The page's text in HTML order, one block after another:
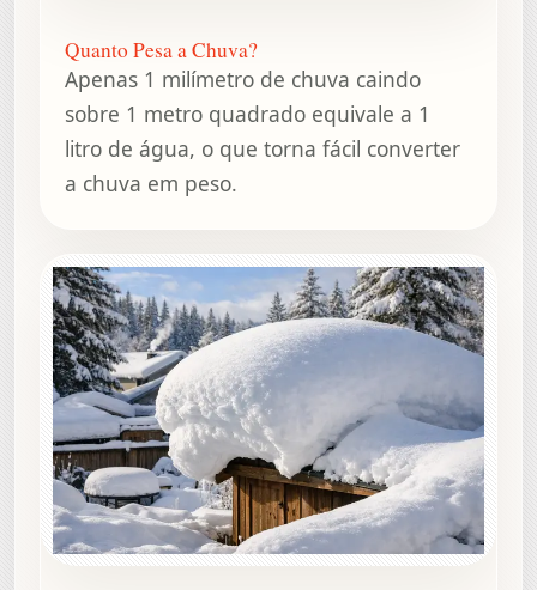
Quanto Pesa a Chuva?
Apenas 1 milímetro de chuva caindo
sobre 1 metro quadrado equivale a 1
litro de água, o que torna fácil converter
a chuva em peso.